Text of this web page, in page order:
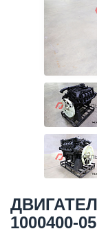
1000400-05